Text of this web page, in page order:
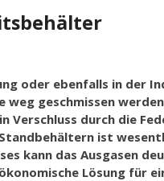
oder ebenfalls in der
weg geschmissen
Verschluss durch die
ist
kann das Ausgasen
Lösung für